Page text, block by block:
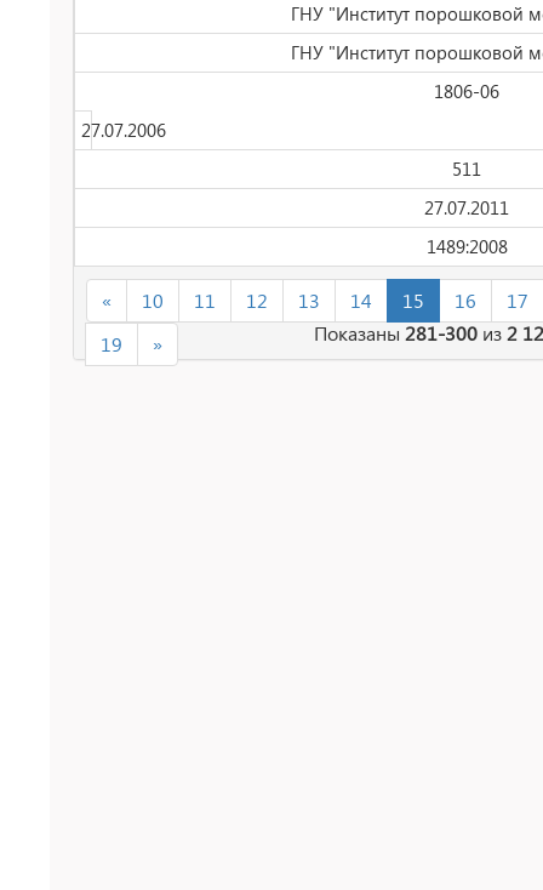
ГНУ "Институт порошковой
ГНУ "Институт порошковой
1806-06
27.07.2006
511
27.07.2011
1489:2008
« 10 11 12 13 14 15 16
17
19
» Показаны 281-300 из2